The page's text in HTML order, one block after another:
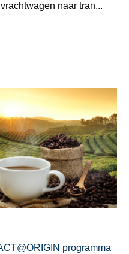
naar tran...
programma